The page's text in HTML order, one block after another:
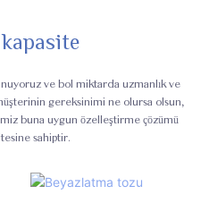
ve bol miktarda uzmanlık ve
gereksinimi ne olursa olsun,
buna uygun özelleştirme çözümü
sahiptir.